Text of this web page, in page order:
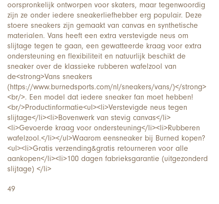
oorspronkelijk ontworpen voor skaters, maar tegenwoordig
zijn ze onder iedere sneakerliefhebber erg populair. Deze
stoere sneakers zijn gemaakt van canvas en synthetische
materialen. Vans heeft een extra verstevigde neus om
slijtage tegen te gaan, een gewatteerde kraag voor extra
ondersteuning en flexibiliteit en natuurlijk beschikt de
sneaker over de klassieke rubberen wafelzool van
de<strong>Vans sneakers
(https://www.burnedsports.com/nl/sneakers/vans/)</strong>
<br/>. Een model dat iedere sneaker fan moet hebben!
<br/>Productinformatie<ul><li>Verstevigde neus tegen
slijtage</li><li>Bovenwerk van stevig canvas</li>
<li>Gevoerde kraag voor ondersteuning</li><li>Rubberen
wafelzool.</li></ul>Waarom een​​sneaker bij Burned kopen?
<ul><li>Gratis verzending&gratis retourneren voor alle
aankopen</li><li>100 dagen fabrieksgarantie (uitgezonderd
slijtage) </li>
49